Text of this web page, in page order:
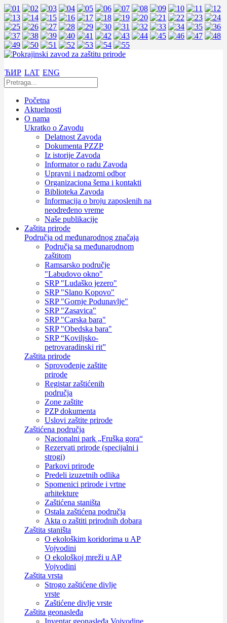
ЋИР LAT ENG
Početna
Aktuelnosti
O nama
Ukratko o Zavodu
Delatnost Zavoda
Dokumenta PZZP
Iz istorije Zavoda
Informator o radu Zavoda
Upravni i nadzorni odbor
Organizaciona šema i kontakti
Biblioteka Zavoda
Informacija o broju zaposlenih na
neodređeno vreme
Naše publikacije
Zaštita prirode
Područja od međunarodnog značaja
Područja sa međunarodnom
zaštitom
Ramsarsko područje
"Labudovo okno"
SRP "Ludaško jezero"
SRP "Slano Kopovo"
SRP "Gornje Podunavlje"
SRP "Zasavica"
SRP "Carska bara"
SRP "Obedska bara"
SRP “Koviljsko-
petrovaradinski rit”
Zaštita prirode
Sprovođenje zaštite
prirode
Registar zaštićenih
područja
Zone zaštite
PZP dokumenta
Uslovi zaštite prirode
Zaštićena područja
Nacionalni park „Fruška gora“
Rezervati prirode (specijalni i
strogi)
Parkovi prirode
Predeli izuzetnih odlika
Spomenici prirode i vrtne
arhitekture
Zaštićena staništa
Ostala zaštićena područja
Akta o zaštiti prirodnih dobara
Zaštita staništa
O ekološkim koridorima u AP
Vojvodini
O ekološkoj mreži u AP
Vojvodini
Zaštita vrsta
Strogo zaštićene divlje
vrste
Zaštićene divlje vrste
Zaštita geonasleđa
Inventar geonasleđa Vojvodine